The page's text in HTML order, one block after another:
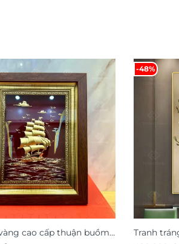
cao cấp thuận buồm
-48%
Tranh